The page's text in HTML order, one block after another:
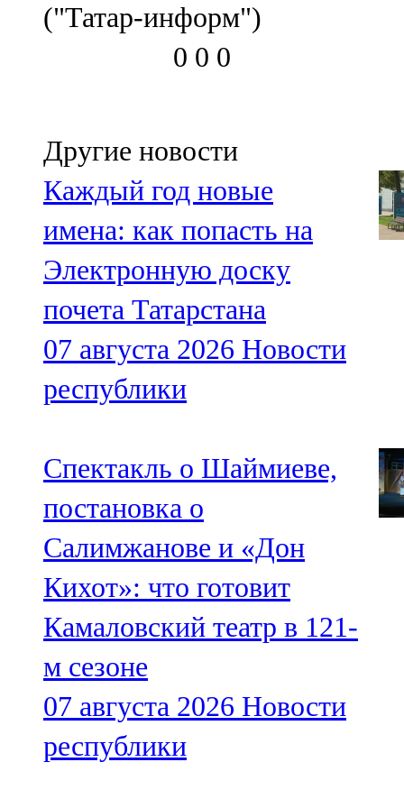
("Татар-информ")
0 0 0
Другие новости
Каждый год новые
имена: как попасть на
Электронную доску
почета Татарстана
07 августа 2026 Новости
республики
Спектакль о Шаймиеве,
постановка о
Салимжанове и «Дон
Кихот»: что готовит
Камаловский театр в 121-
м сезоне
07 августа 2026 Новости
республики